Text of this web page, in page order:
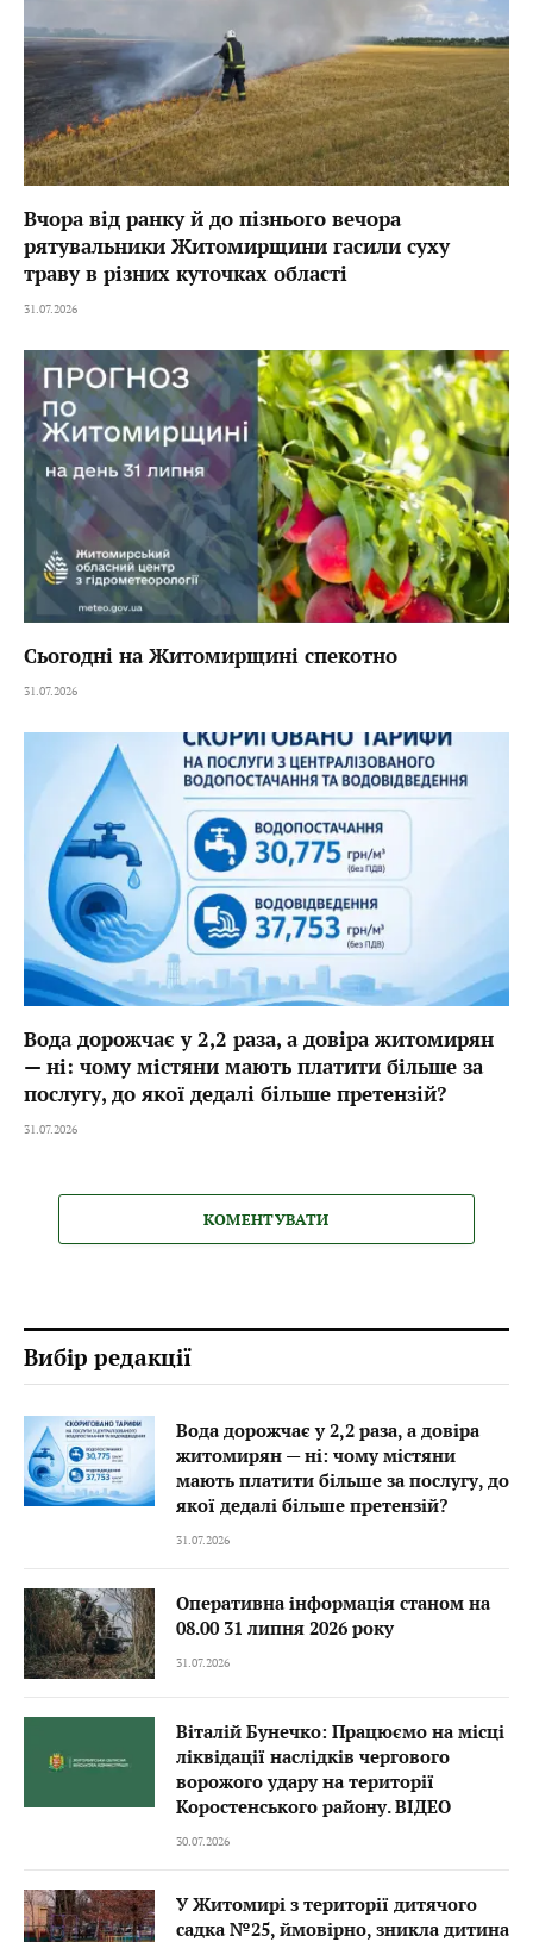
Вчора від ранку й до пізнього вечора
рятувальники Житомирщини гасили суху
траву в різних куточках області
31.07.2026
Сьогодні на Житомирщині спекотно
31.07.2026
Вода дорожчає у 2,2 раза, а довіра житомирян
— ні: чому містяни мають платити більше за
послугу, до якої дедалі більше претензій?
31.07.2026
КОМЕНТУВАТИ
Вибір редакції
Вода дорожчає у 2,2 раза, а довіра
житомирян — ні: чому містяни
мають платити більше за послугу, до
якої дедалі більше претензій?
31.07.2026
Оперативна інформація станом на
08.00 31 липня 2026 року
31.07.2026
Віталій Бунечко: Працюємо на місці
ліквідації наслідків чергового
ворожого удару на території
Коростенського району. ВІДЕО
30.07.2026
У Житомирі з території дитячого
садка №25, ймовірно, зникла дитина